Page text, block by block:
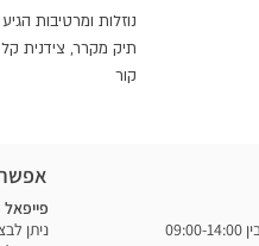
נוזלות ומרטיבות
קור
פייפאל